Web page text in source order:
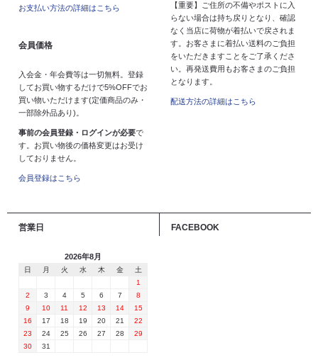
お支払い方法の詳細はこちら
会員価格
入会金・年会費等は一切無料。登録
してお買い物するだけで5%OFFでお
買い物いただけます(定価商品のみ・
一部除外品あり)。
事前の会員登録・ログインが必要で
す。お買い物後の価格変更はお受け
しておりません。
会員登録はこちら
【重要】ご住所の不備やポストに入
らない場合は持ち戻りとなり、確認
なく当店に荷物が着払いで戻されま
す。お客さまに着払い送料のご負担
をいただきますことをご了承くださ
い。再発送費用もお客さまのご負担
となります。
配送方法の詳細はこちら
営業日
2026年8月
日 月 火 水 木 金
土
1
2
3 4 5 6 7
8
9
10 11 12 13 14
15
16
17 18 19 20 21
22
23
24 25 26 27 28
29
30
31
FACEBOOK